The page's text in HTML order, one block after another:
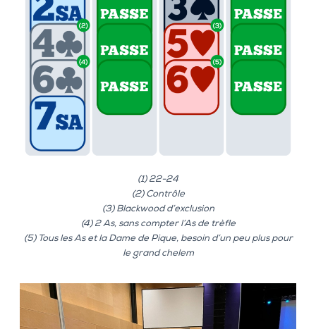
(1) 22-24
(2) Contrôle
(3) Blackwood d’exclusion
(4) 2 As, sans compter l’As de trèfle
(5) Tous les As et la Dame de Pique, besoin d’un peu plus pour
le grand chelem